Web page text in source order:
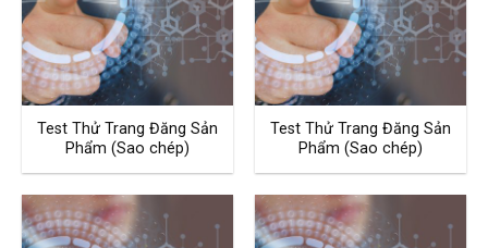
Test Thử Trang Đăng Sản
Phẩm (Sao chép)
Test Thử Trang Đăng Sản
Phẩm (Sao chép)